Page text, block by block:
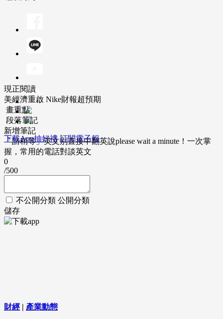
下載App抽好禮 訂閱電子報
現正閱讀
美經濟重啟 Nike財報超預期
畫重點
段落筆記
新增筆記
「請稍等」英文別直接中翻英說please wait a minute！一次掌
握，常用的電話對談英文
0
/500
不公開分類 公開分類
儲存
財經 | 產業動態